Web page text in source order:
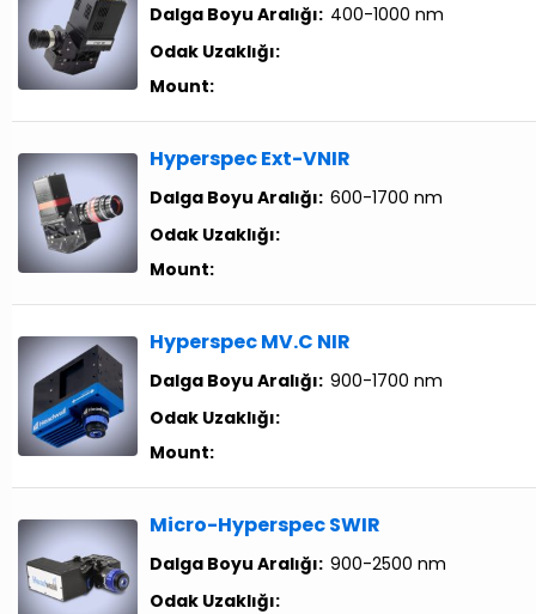
Dalga Boyu Aralığı: 400-1000 nm
Odak Uzaklığı:
Mount:
Hyperspec Ext-VNIR
Dalga Boyu Aralığı: 600-1700 nm
Odak Uzaklığı:
Mount:
Hyperspec MV.C NIR
Dalga Boyu Aralığı: 900-1700 nm
Odak Uzaklığı:
Mount:
Micro-Hyperspec SWIR
Dalga Boyu Aralığı: 900-2500 nm
Odak Uzaklığı: